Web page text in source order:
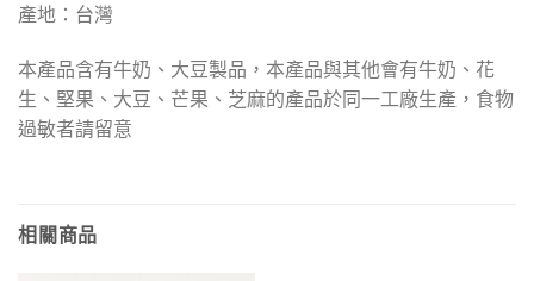
產地：台灣
本產品含有牛奶、大豆製品，本產品與其他會有牛奶、花
生、堅果、大豆、芒果、芝麻的產品於同一工廠生產，食物
過敏者請留意
相關商品